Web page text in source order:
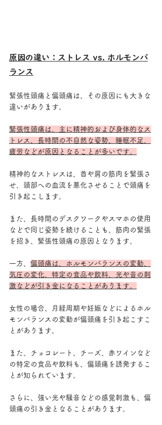
原因の違い：ストレス vs. ホルモンバ
ランス
緊張性頭痛と偏頭痛は、その原因にも大きな
違いがあります。
緊張性頭痛は、主に精神的および身体的なス
トレス、長時間の不自然な姿勢、睡眠不足、
疲労などが原因となることが多いです。
精神的なストレスは、首や肩の筋肉を緊張さ
せ、頭部への血流を悪化させることで頭痛を
引き起こします。
また、長時間のデスクワークやスマホの使用
などで同じ姿勢を続けることも、筋肉の緊張
を招き、緊張性頭痛の原因となります。
一方、 偏頭痛は、ホルモンバランスの変動、
気圧の変化、特定の食品や飲料、光や音の刺
激などが引き金になることがあります。
女性の場合、月経周期や妊娠などによるホル
モンバランスの変動が偏頭痛を引き起こすこ
とがあります。
また、チョコレート、チーズ、赤ワインなど
の特定の食品や飲料も、偏頭痛を誘発するこ
とが知られています。
さらに、強い光や騒音などの感覚刺激も、偏
頭痛の引き金となることがあります。